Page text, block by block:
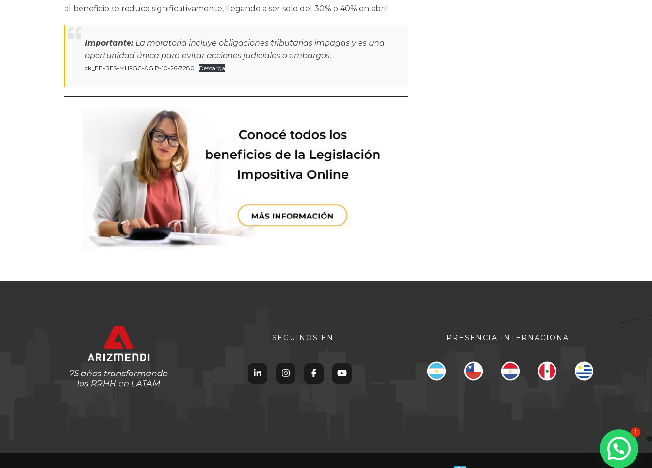
el beneficio se reduce significativamente, llegando a ser solo del 30% o 40% en abril.
Importante:La moratoria incluye obligaciones tributarias impagas y es una
oportunidad única para evitar acciones judiciales o embargos.
ck_PE-RES-MHFGC-AGIP-10-26-7280 Descarga
SEGUINOS EN PRESENCIA INTERNACIONAL
1